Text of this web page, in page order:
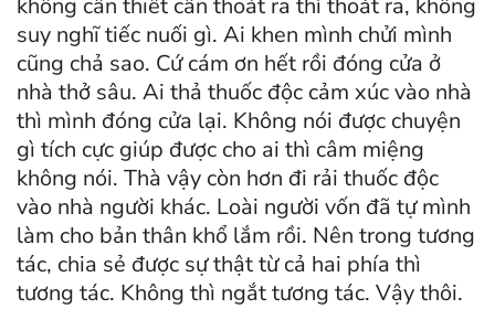
suy nghĩ tiếc nuối gì. Ai khen mình chửi mình
cũng chả sao. Cứ cám ơn hết rồi đóng cửa ở
nhà thở sâu. Ai thả thuốc độc cảm xúc vào nhà
thì mình đóng cửa lại. Không nói được chuyện
gì tích cực giúp được cho ai thì câm miệng
không nói. Thà vậy còn hơn đi rải thuốc độc
vào nhà người khác. Loài người vốn đã tự mình
làm cho bản thân khổ lắm rồi. Nên trong tương
tác, chia sẻ được sự thật từ cả hai phía thì
tương tác. Không thì ngắt tương tác. Vậy thôi.